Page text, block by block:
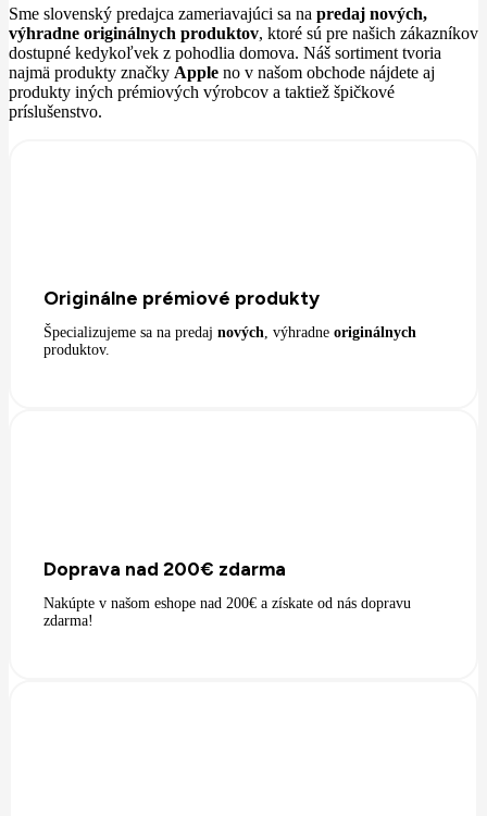
Sme slovenský predajca zameriavajúci sa na predaj nových,
výhradne originálnych produktov, ktoré sú pre našich zákazníkov
dostupné kedykoľvek z pohodlia domova. Náš sortiment tvoria
najmä produkty značky Apple no v našom obchode nájdete aj
produkty iných prémiových výrobcov a taktiež špičkové
príslušenstvo.
Originálne prémiové produkty
Špecializujeme sa na predaj nových, výhradne originálnych
produktov.
Doprava nad 200€ zdarma
Nakúpte v našom eshope nad 200€ a získate od nás dopravu
zdarma!